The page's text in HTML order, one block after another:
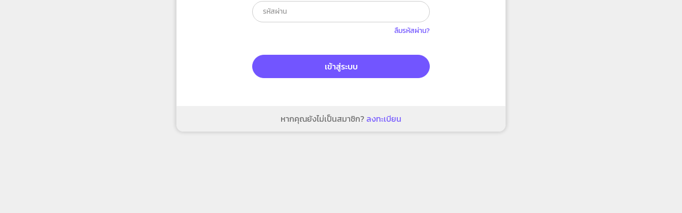
ลืมรหัสผ่าน?
เข้าสู่ระบบ
หากคุณยังไม่เป็นสมาชิก? ลงทะเบียน